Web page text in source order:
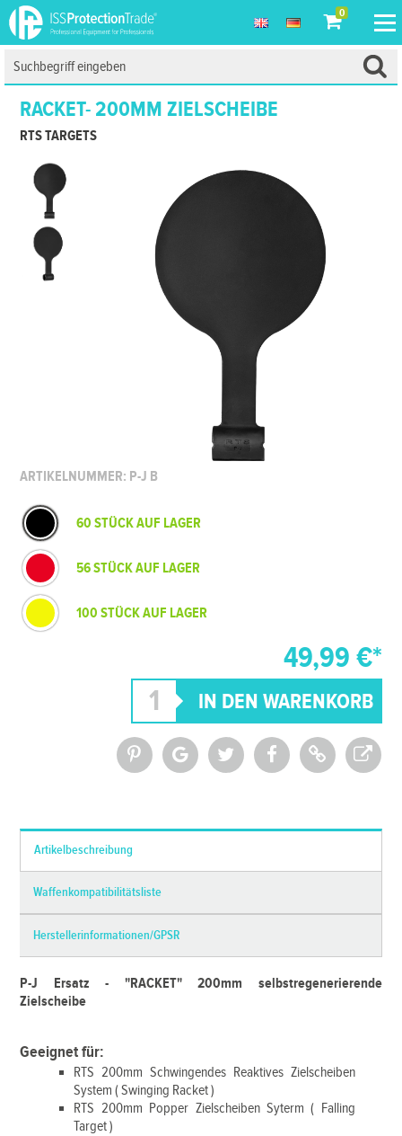
0
RACKET- 200MM ZIELSCHEIBE
RTS TARGETS
ARTIKELNUMMER: P-J B
60 STÜCK AUF LAGER
56 STÜCK AUF LAGER
100 STÜCK AUF LAGER
49,99 €*
Artikelbeschreibung
Waffenkompatibilitätsliste
Herstellerinformationen/GPSR
P-J Ersatz - "RACKET" 200mm selbstregenerierende
Zielscheibe
Geeignet für:
RTS 200mm Schwingendes Reaktives Zielscheiben
System ( Swinging Racket )
RTS 200mm Popper Zielscheiben Syterm ( Falling
Target )